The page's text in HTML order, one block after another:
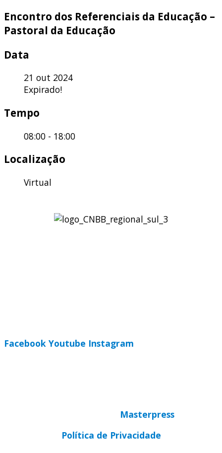
Encontro dos Referenciais da Educação –
Pastoral da Educação
Data
21 out 2024
Expirado!
Tempo
08:00 - 18:00
Localização
Virtual
Facebook Youtube Instagram
Masterpress
Política de Privacidade